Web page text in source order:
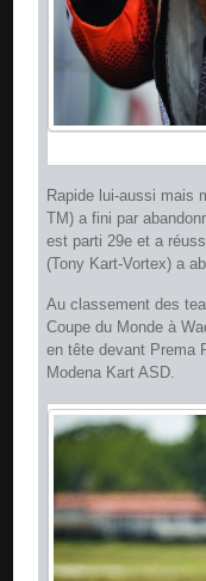
Rapide lui-aussi mais
TM) a fini par
est parti 29e et a
(Tony Kart-Vortex) a
Au classement des
Coupe du Monde à
en tête devant Prema
Modena Kart ASD.